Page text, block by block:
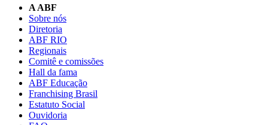
A ABF
Sobre nós
Diretoria
ABF RIO
Regionais
Comitê e comissões
Hall da fama
ABF Educação
Franchising Brasil
Estatuto Social
Ouvidoria